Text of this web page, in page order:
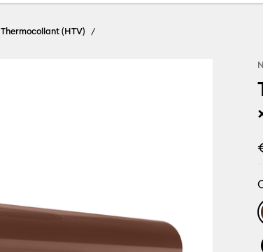
Thermocollant (HTV)